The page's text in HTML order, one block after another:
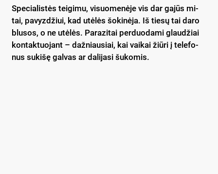
Spe­cia­lis­tės tei­gi­mu, vi­suo­me­nė­je vis dar ga­jūs mi­
tai, pa­vyz­džiui, kad utė­lės šo­ki­nė­ja. Iš tie­sų tai da­ro
blu­sos, o ne utė­lės. Pa­ra­zi­tai per­duo­da­mi glau­džiai
kon­tak­tuo­jant – daž­niau­siai, kai vai­kai žiū­ri į te­le­fo­
nus su­ki­šę gal­vas ar da­li­ja­si šu­ko­mis.